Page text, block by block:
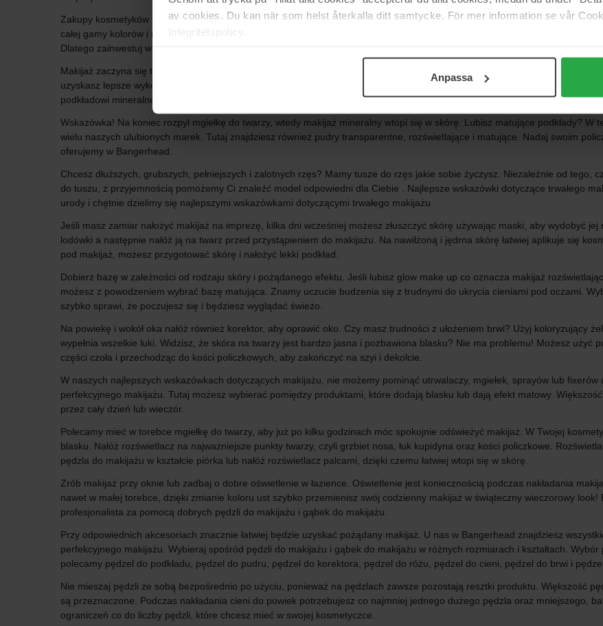
av cookies. Du kan när som helst återkalla ditt samtycke. För mer information se vår
Integritetspolicy.
Anpassa
Zakupy kosmetyków do makijażu online są zarówno praktyczne, jak i luksusowe. Możesz cieszyć się gorącą kąpielą albo w
całej gamy kolorów i nowości. Trendy to coś, co zmienia się z biegiem czasu, podobnie jak w przypadku makijażu. To, co
Dlatego zainwestuj w makijaż, w którym czujesz się komfortowo i dodaj jeden lub dwa modne produkty, które mogą dodać
Makijaż zaczyna się tak samo jak pielęgnacja skóry od bazy. Pamiętaj, aby przed nałożeniem makijażu oczyścić i nawilżyć
uzyskasz lepsze wykończenie. Jeśli wolisz lżejszą bazę, podkład mineralny jest dla Ciebie. Idealna alternatywa na lato i
podkładowi mineralnemu otrzymasz naturalną bazę, która jest lekka dla skóry.
Wskazówka! Na koniec rozpyl mgiełkę do twarzy, wtedy makijaż mineralny wtopi się w skórę. Lubisz matujące podkłady? W
wielu naszych ulubionych marek. Tutaj znajdziesz również pudry transparentne, rozświetlające i matujące. Nadaj swoim
oferujemy w Bangerhead.
Chcesz dłuższych, grubszych, pełniejszych i zalotnych rzęs? Mamy tusze do rzęs jakie sobie życzysz. Niezależnie od tego,
do tuszu, z przyjemnością pomożemy Ci znaleźć model odpowiedni dla Ciebie . Najlepsze wskazówki dotyczące trwałego
urody i chętnie dzielimy się najlepszymi wskazówkami dotyczącymi trwałego makijażu.
Jeśli masz zamiar nałożyć makijaż na imprezę, kilka dni wcześniej możesz złuszczyć skórę używając maski, aby wydobyć
lodówki a następnie nałóż ją na twarz przed przystąpieniem do makijażu. Na nawilżoną i jędrna skórę łatwiej aplikuje się
pod makijaż, możesz przygotować skórę i nałożyć lekki podkład.
Dobierz bazę w zależności od rodzaju skóry i pożądanego efektu. Jeśli lubisz glow make up co oznacza makijaż
możesz z powodzeniem wybrać bazę matująca. Znamy uczucie budzenia się z trudnymi do ukrycia cieniami pod oczami.
szybko sprawi, że poczujesz się i będziesz wyglądać świeżo.
Na powiekę i wokół oka nałóż również korektor, aby oprawić oko. Czy masz trudności z ułożeniem brwi? Użyj koloryzujący
wypełnia wszelkie luki. Widzisz, że skóra na twarzy jest bardzo jasna i pozbawiona blasku? Nie ma problemu! Możesz użyć
części czoła i przechodząc do kości policzkowych, aby zakończyć na szyi i dekolcie.
W naszych najlepszych wskazówkach dotyczących makijażu, nie możemy pominąć utrwalaczy, mgiełek, sprayów lub
perfekcyjnego makijażu. Tutaj możesz wybierać pomiędzy produktami, które dodają blasku lub dają efekt matowy.
przez cały dzień lub wieczór.
Polecamy mieć w torebce mgiełkę do twarzy, aby już po kilku godzinach móc spokojnie odświeżyć makijaż. W Twojej
blasku. Nałóż rozświetlacz na najważniejsze punkty twarzy, czyli grzbiet nosa, łuk kupidyna oraz kości policzkowe.
pędzla do makijażu w kształcie piórka lub nałóż rozświetlacz palcami, dzięki czemu łatwiej wtopi się w skórę.
Zrób makijaż przy oknie lub zadbaj o dobre oświetlenie w łazience. Oświetlenie jest koniecznością podczas nakładania
nawet w małej torebce, dzięki zmianie koloru ust szybko przemienisz swój codzienny makijaż w świąteczny wieczorowy
profesjonalista za pomocą dobrych pędzli do makijażu i gąbek do makijażu.
Przy odpowiednich akcesoriach znacznie łatwiej będzie uzyskać pożądany makijaż. U nas w Bangerhead znajdziesz
perfekcyjnego makijażu. Wybieraj spośród pędzli do makijażu i gąbek do makijażu w różnych rozmiarach i kształtach.
polecamy pędzel do podkładu, pędzel do pudru, pędzel do korektora, pędzel do różu, pędzel do cieni, pędzel do brwi i
Nie mieszaj pędzli ze sobą bezpośrednio po użyciu, ponieważ na pędzlach zawsze pozostają resztki produktu. Większość
są przeznaczone. Podczas nakładania cieni do powiek potrzebujesz co najmniej jednego dużego pędzla oraz mniejszego,
ograniczeń co do liczby pędzli, które chcesz mieć w swojej kosmetyczce.